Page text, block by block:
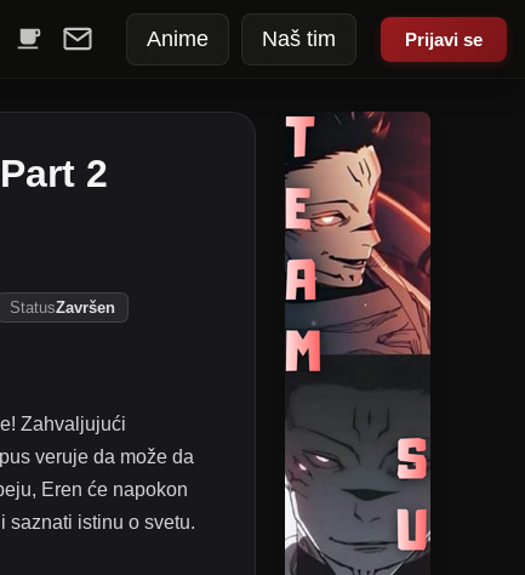
Anime Naš tim Prijavi se
2
StatusZavršen
Zahvaljujući
veruje da može da
Eren će napokon
saznati istinu o svetu.